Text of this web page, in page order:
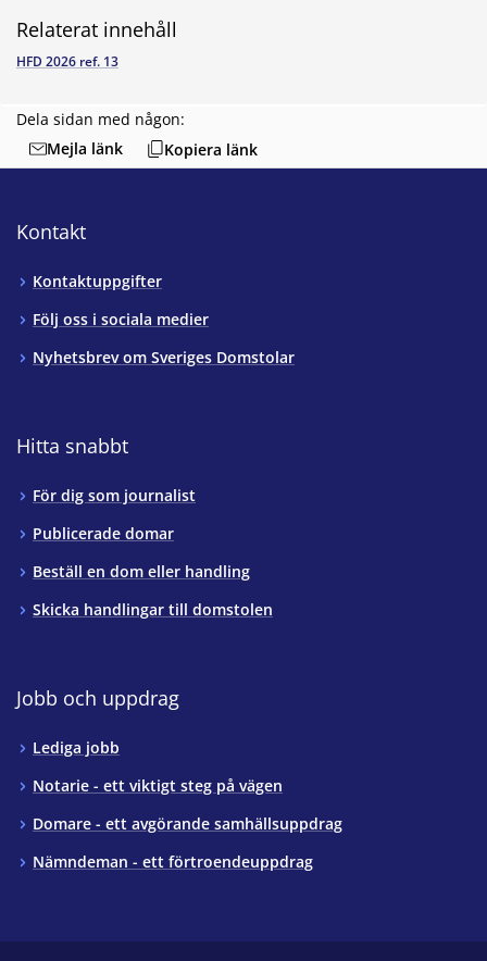
Dela sidan med någon:
Mejla länk
Kopiera länk
Relaterat innehåll
HFD 2026 ref. 13
Kontakt
Kontaktuppgifter
Följ oss i sociala medier
Nyhetsbrev om Sveriges Domstolar
Hitta snabbt
För dig som journalist
Publicerade domar
Beställ en dom eller handling
Skicka handlingar till domstolen
Jobb och uppdrag
Lediga jobb
Notarie - ett viktigt steg på vägen
Domare - ett avgörande samhällsuppdrag
Nämndeman - ett förtroendeuppdrag